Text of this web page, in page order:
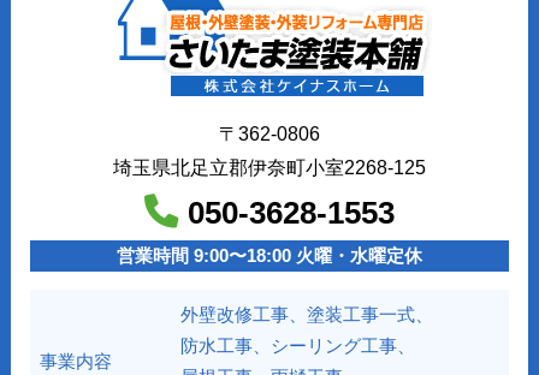
〒362-0806
埼玉県北足立郡伊奈町小室2268-125
050-3628-1553
営業時間 9:00〜18:00 火曜・水曜定休
事業内容
外壁改修工事、塗装工事⼀式、
防水工事、シーリング工事、